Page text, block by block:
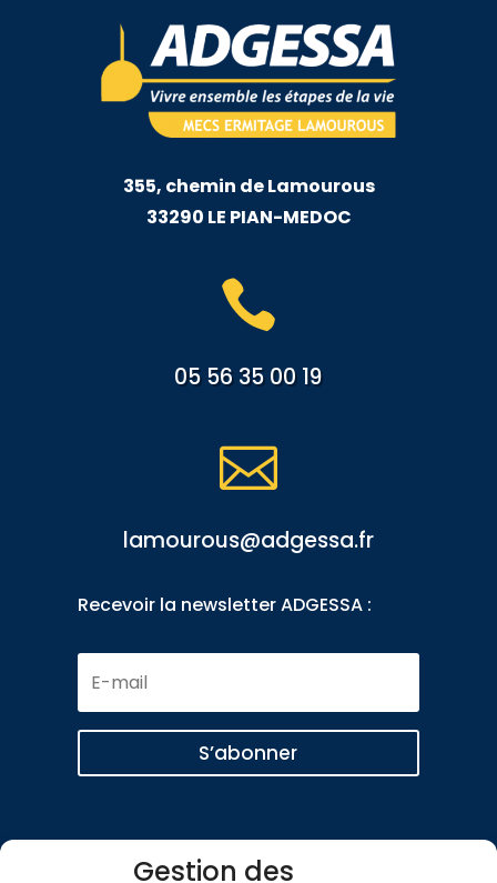
Gestion des
355, chemin de Lamourous
33290 LE PIAN-MEDOC

05 56 35 00 19

lamourous@adgessa.fr
Recevoir la newsletter ADGESSA :
mail
S’abonner